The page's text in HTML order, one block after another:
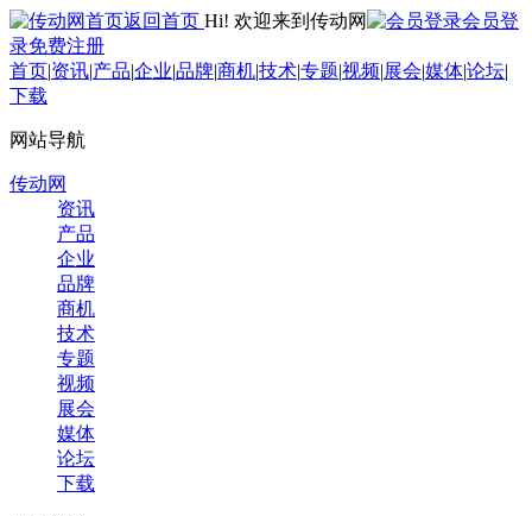
返回首页 Hi! 欢迎来到传动网
会员登
录免费注册
首页|资讯|产品|企业|品牌|商机|技术|专题|视频|展会|媒体|论坛|
下载
网站导航
传动网
资讯
产品
企业
品牌
商机
技术
专题
视频
展会
媒体
论坛
下载